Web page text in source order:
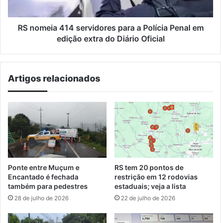
em
edição
RS nomeia 414 servidores para a Polícia Penal em
edição extra do Diário Oficial
Artigos relacionados
Ponte entre Muçum e
Encantado é fechada
também para pedestres
28 de julho de 2026
RS tem 20 pontos de
restrição em 12 rodovias
estaduais; veja a lista
22 de julho de 2026